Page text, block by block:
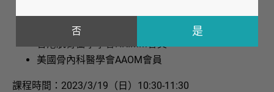
否
台灣增生療法學會 理事
香港肌骨醫學學會HKIMM會員
美國骨內科醫學會AAOM會員
課程時間：2023/3/19（日）10:30-11:30